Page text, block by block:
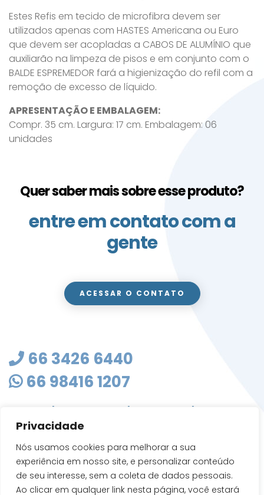
Privacidade
Nós usamos cookies para melhorar a sua
experiência em nosso site, e personalizar conteúdo
de seu interesse, sem a coleta de dados pessoais.
Ao clicar em qualquer link nesta página, você estará
Estes Refis em tecido de microfibra devem ser
utilizados apenas com HASTES Americana ou Euro
que devem ser acopladas a CABOS DE ALUMÍNIO que
auxiliarão na limpeza de pisos e em conjunto com o
BALDE ESPREMEDOR fará a higienização do refil com a
remoção de excesso de líquido.
APRESENTAÇÃO E EMBALAGEM:
Compr. 35 cm. Largura: 17 cm. Embalagem: 06
unidades
Quer saber mais sobre esse produto?
entre em contato com a
gente
ACESSAR O CONTATO
66 3426 6440
66 98416 1207
masterclean@mastercleanmt.com.br
Rua Sete de Setembro, 103 - Vila Birigui
CEP 78705-010
Rondonópolis - MT